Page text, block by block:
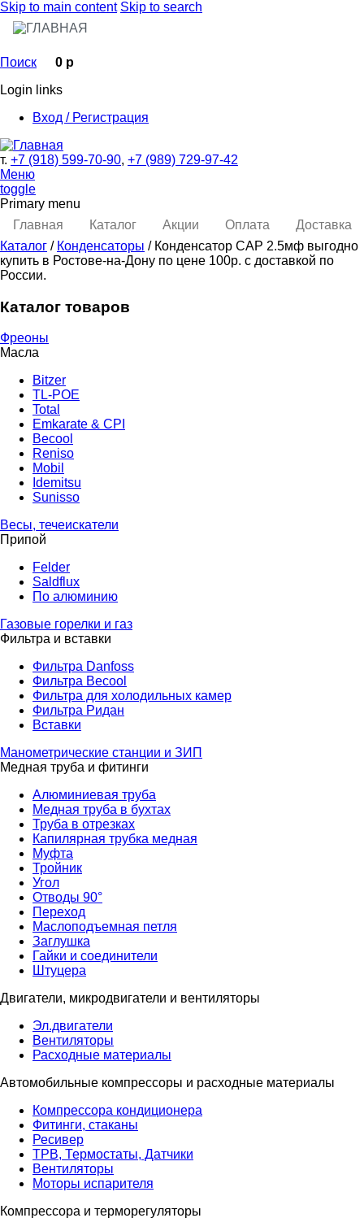
Skip to main content Skip to search
Поиск
0 р
Login links
Вход / Регистрация
т. +7 (918) 599-70-90, +7 (989) 729-97-42
Меню
toggle
Primary menu
Главная
Каталог Акции Оплата
Доставка
Каталог / Конденсаторы / Конденсатор САР 2.5мф выгодно
купить в Ростове-на-Дону по цене 100р. с доставкой по
России.
Каталог товаров
Фреоны
Масла
Bitzer
TL-POE
Total
Emkarate & CPI
Becool
Reniso
Mobil
Idemitsu
Sunisso
Весы, течеискатели
Припой
Felder
Saldflux
По алюминию
Газовые горелки и газ
Фильтра и вставки
Фильтра Danfoss
Фильтра Becool
Фильтра для холодильных камер
Фильтра Ридан
Вставки
Манометрические станции и ЗИП
Медная труба и фитинги
Алюминиевая труба
Медная труба в бухтах
Труба в отрезках
Капилярная трубка медная
Муфта
Тройник
Угол
Отводы 90°
Переход
Маслоподъемная петля
Заглушка
Гайки и соединители
Штуцера
Двигатели, микродвигатели и вентиляторы
Эл.двигатели
Вентиляторы
Расходные материалы
Автомобильные компрессоры и расходные материалы
Компрессора кондиционера
Фитинги, стаканы
Ресивер
ТРВ, Термостаты, Датчики
Вентиляторы
Моторы испарителя
Компрессора и терморегуляторы